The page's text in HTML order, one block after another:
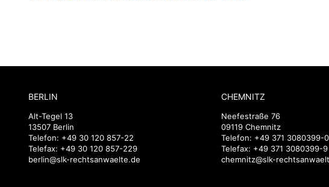
BERLIN
Alt-Tegel 13
13507 Berlin
Telefon: +49 30 120 857-22
Telefax: +49 30 120 857-229
berlin@slk-rechtsanwaelte.de
CHEMNITZ
Neefestraße 76
09119 Chemnitz
Telefon: +49 371 3080399-0
Telefax: +49 371 3080399-9
chemnitz@slk-